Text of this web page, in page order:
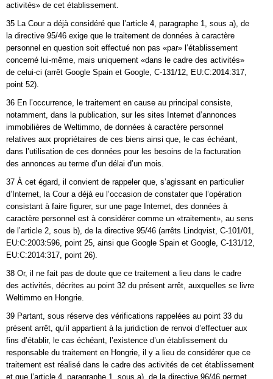
activités» de cet établissement.
35 La Cour a déjà considéré que l’article 4, paragraphe 1, sous a), de
la directive 95/46 exige que le traitement de données à caractère
personnel en question soit effectué non pas «par» l’établissement
concerné lui-même, mais uniquement «dans le cadre des activités»
de celui-ci (arrêt Google Spain et Google, C‑131/12, EU:C:2014:317,
point 52).
36 En l’occurrence, le traitement en cause au principal consiste,
notamment, dans la publication, sur les sites Internet d’annonces
immobilières de Weltimmo, de données à caractère personnel
relatives aux propriétaires de ces biens ainsi que, le cas échéant,
dans l’utilisation de ces données pour les besoins de la facturation
des annonces au terme d’un délai d’un mois.
37 À cet égard, il convient de rappeler que, s’agissant en particulier
d’Internet, la Cour a déjà eu l’occasion de constater que l’opération
consistant à faire figurer, sur une page Internet, des données à
caractère personnel est à considérer comme un «traitement», au sens
de l’article 2, sous b), de la directive 95/46 (arrêts Lindqvist, C-101/01,
EU:C:2003:596, point 25, ainsi que Google Spain et Google, C‑131/12,
EU:C:2014:317, point 26).
38 Or, il ne fait pas de doute que ce traitement a lieu dans le cadre
des activités, décrites au point 32 du présent arrêt, auxquelles se livre
Weltimmo en Hongrie.
39 Partant, sous réserve des vérifications rappelées au point 33 du
présent arrêt, qu’il appartient à la juridiction de renvoi d’effectuer aux
fins d’établir, le cas échéant, l’existence d’un établissement du
responsable du traitement en Hongrie, il y a lieu de considérer que ce
traitement est réalisé dans le cadre des activités de cet établissement
et que l’article 4, paragraphe 1, sous a), de la directive 96/46 permet,